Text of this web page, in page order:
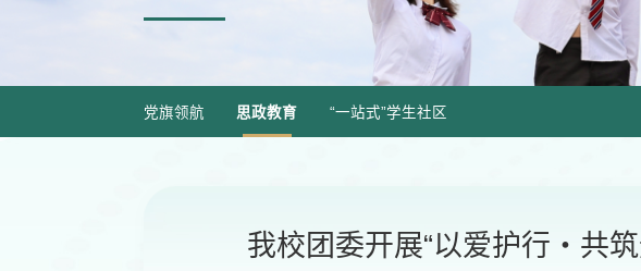
党旗领航 思政教育 “一站式”学生社区
我校团委开展“以爱护行・共